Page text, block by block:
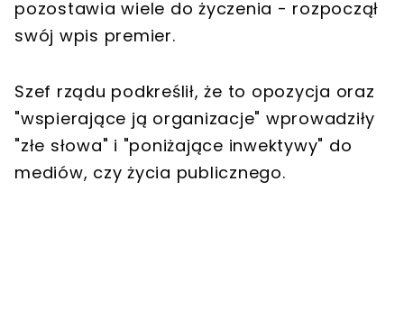
pozostawia wiele do życzenia - rozpoczął
swój wpis premier.
Szef rządu podkreślił, że to opozycja oraz
"wspierające ją organizacje" wprowadziły
"złe słowa" i "poniżające inwektywy" do
mediów, czy życia publicznego.